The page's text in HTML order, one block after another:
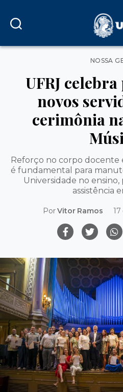
NOSSA
UFRJ celebra
novos
cerimônia
Reforço no corpo docente
é fundamental para
Universidade no ensino,
assistência
PorVitor Ramos